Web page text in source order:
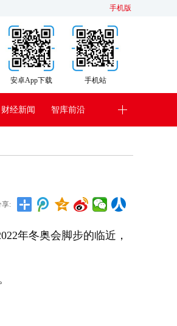
手机版
手机站
安卓App下载
财经新闻 智库前沿
享:
年冬奥会脚步的临近，